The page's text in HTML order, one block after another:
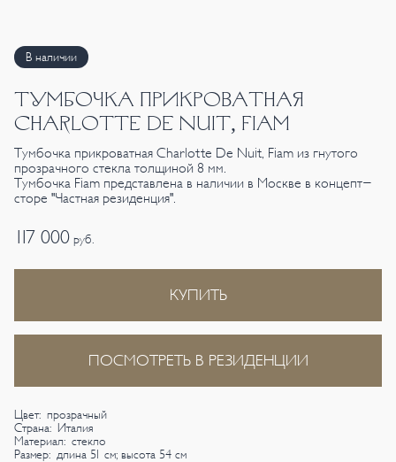
В наличии
ТУМБОЧКА ПРИКРОВАТНАЯ
CHARLOTTE DE NUIT, FIAM
Тумбочка прикроватная Charlotte De Nuit, Fiam из гнутого
прозрачного стекла толщиной 8 мм.
Тумбочка Fiam представлена в наличии в Москве в концепт-
сторе "Частная резиденция".
117 000 руб.
КУПИТЬ
ПОСМОТРЕТЬ В РЕЗИДЕНЦИИ
Цвет: прозрачный
Страна: Италия
Материал: стекло
Размер: длина 51 см; высота 54 см